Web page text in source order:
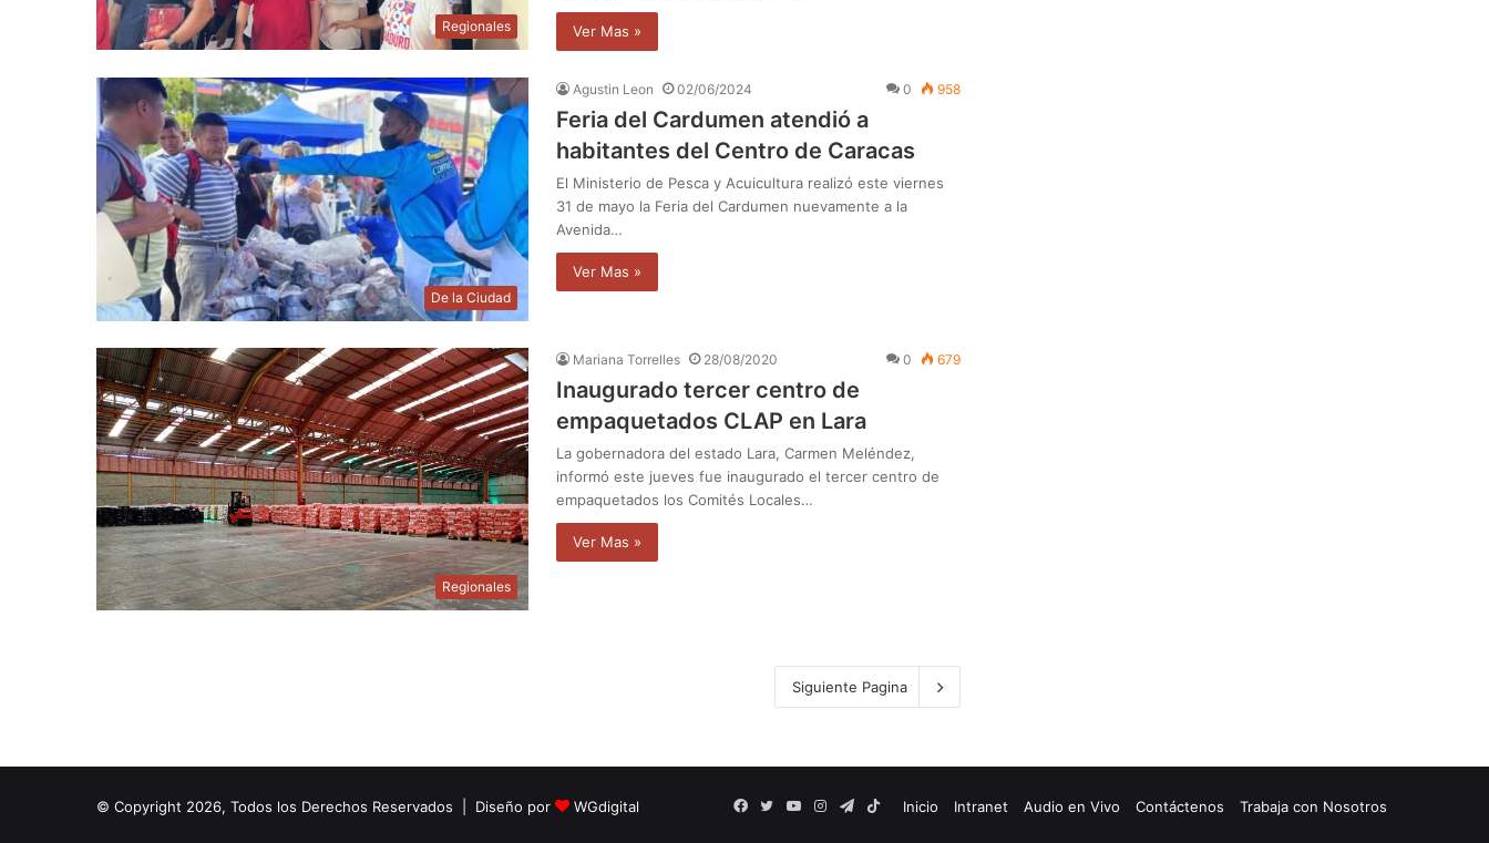
Regionales Ver Mas »
De la Ciudad
Agustin Leon 02/06/2024 0 958
Feria del Cardumen atendió a
habitantes del Centro de Caracas
El Ministerio de Pesca y Acuicultura realizó este viernes
31 de mayo la Feria del Cardumen nuevamente a la
Avenida…
Ver Mas »
Regionales
Mariana Torrelles 28/08/2020 0 679
Inaugurado tercer centro de
empaquetados CLAP en Lara
La gobernadora del estado Lara, Carmen Meléndez,
informó este jueves fue inaugurado el tercer centro de
empaquetados los Comités Locales…
Ver Mas »
Siguiente Pagina
© Copyright 2026, Todos los Derechos Reservados | Diseño por WGdigital Inicio Intranet Audio en Vivo Contáctenos Trabaja con Nosotros
Facebook
TwitterYouTubeInstagramTelegram
TikTok